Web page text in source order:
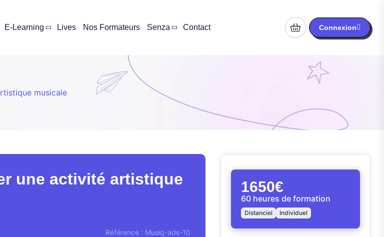
E-Learning Lives Nos Formateurs Senza Contact Connexion
musicale
une activité artistique
Référence : Musiq-ads-10
1650€
60 heures de formation
Distanciel Individuel